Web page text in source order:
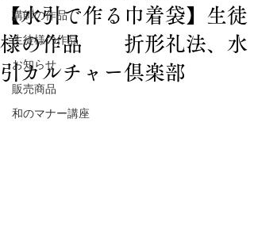
講師の作品
生徒様の作品
お知らせ
販売商品
和のマナー講座
【水引で作る巾着袋】生徒
様の作品 折形礼法、水
引カルチャー倶楽部